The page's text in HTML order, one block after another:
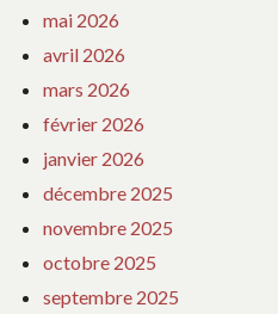
mai 2026
avril 2026
mars 2026
février 2026
janvier 2026
décembre 2025
novembre 2025
octobre 2025
septembre 2025